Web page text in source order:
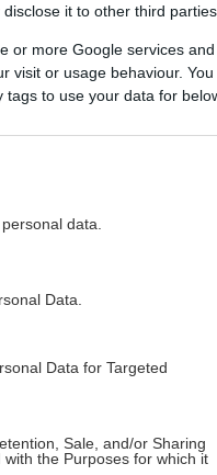
it to other third parties.
or more Google services
visit or usage behaviour.
to use your data for
data.
Data.
Data for Targeted
Sale, and/or Sharing
the Purposes for which it